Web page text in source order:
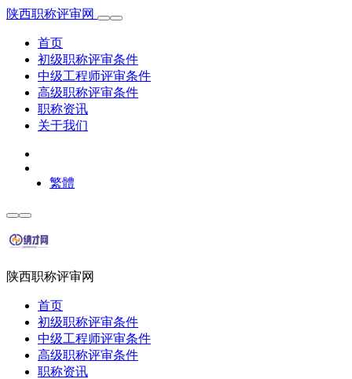
陕西职称评审网
首页
初级职称评审条件
中级工程师评审条件
高级职称评审条件
职称资讯
关于我们
繁體
陕西职称评审网
首页
初级职称评审条件
中级工程师评审条件
高级职称评审条件
职称资讯